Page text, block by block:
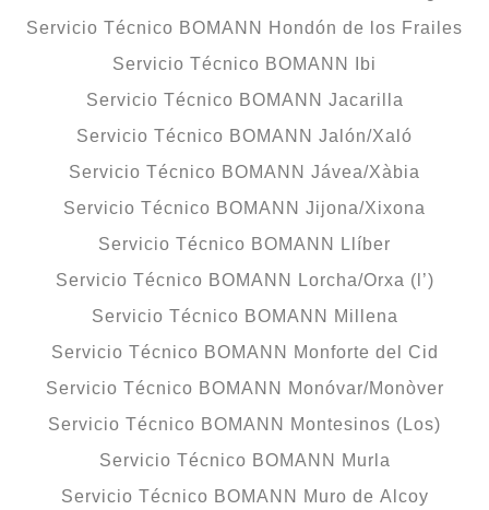
Servicio Técnico BOMANN Hondón de los Frailes
Servicio Técnico BOMANN Ibi
Servicio Técnico BOMANN Jacarilla
Servicio Técnico BOMANN Jalón/Xaló
Servicio Técnico BOMANN Jávea/Xàbia
Servicio Técnico BOMANN Jijona/Xixona
Servicio Técnico BOMANN Llíber
Servicio Técnico BOMANN Lorcha/Orxa (l’)
Servicio Técnico BOMANN Millena
Servicio Técnico BOMANN Monforte del Cid
Servicio Técnico BOMANN Monóvar/Monòver
Servicio Técnico BOMANN Montesinos (Los)
Servicio Técnico BOMANN Murla
Servicio Técnico BOMANN Muro de Alcoy